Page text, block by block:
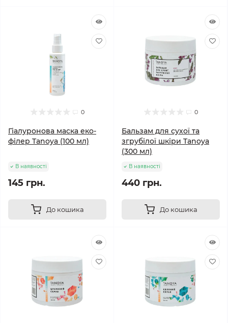
0
Гіалуронова маска еко-
філер Tanoya (100 мл)
В наявності
145 грн.
До кошика
0
Бальзам для сухої та
згрубілої шкіри Tanoya
(300 мл)
В наявності
440 грн.
До кошика